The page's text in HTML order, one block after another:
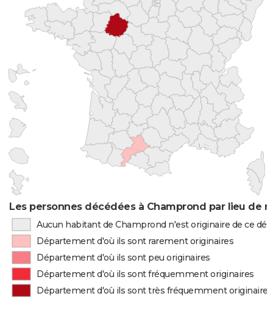
Les personnes décédées à Champrond par lieu de
Aucun habitant de Champrond n'est originaire de ce
Département d'où ils sont rarement originaires
Département d'où ils sont peu originaires
Département d'où ils sont fréquemment originaires
Département d'où ils sont très fréquemment originaires